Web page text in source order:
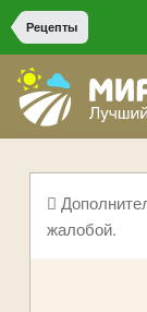
Рецепты
жалобой.